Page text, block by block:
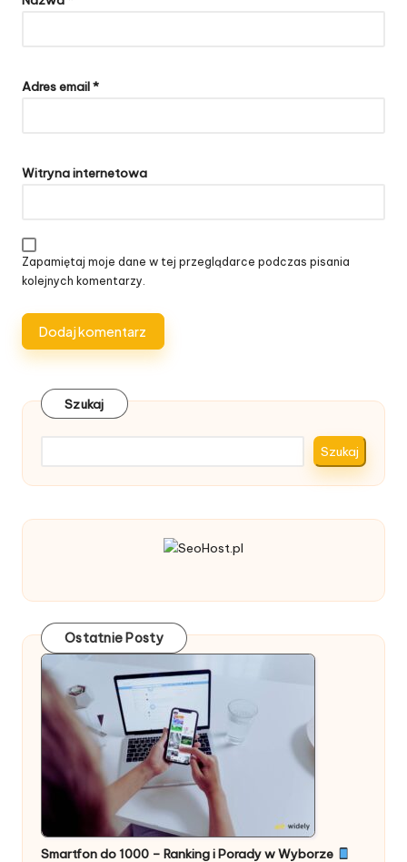
Adres email*
Witryna internetowa
Zapamiętaj moje dane w tej przeglądarce podczas pisania
kolejnych komentarzy.
Szukaj
Szukaj
Ostatnie Posty
Smartfon do 1000 – Ranking i Porady w Wyborze